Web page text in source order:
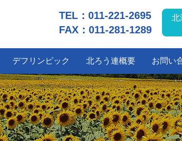
TEL： 011-221-2695
FAX：011-281-1289
北
デフリンピック 北ろう連概要 お問い